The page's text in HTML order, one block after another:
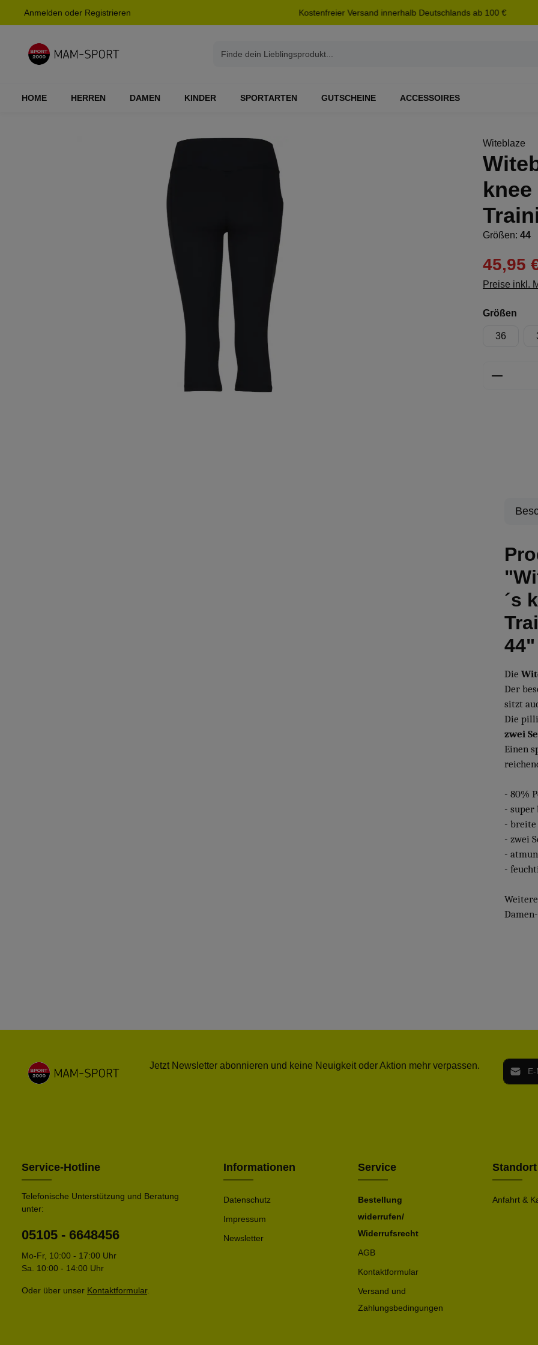
Zur Hauptnavigation springen
Anmelden oder Registrieren Kostenfreier Versand innerhalb Deutschlands ab 100 €
HOME HERREN DAMEN KINDER SPORTARTEN GUTSCHEINE ACCESSOIRES
Witeblaze
Größen: 44
45,95
Preise inkl.
Größen
36
´s
44"
Die
Der
sitzt
Die
zwei
Einen
- 80%
- super
- breite
- zwei
-
-
Jetzt Newsletter abonnieren und keine Neuigkeit oder Aktion mehr verpassen. E-Mail-
Service-Hotline
Telefonische Unterstützung und Beratung
unter:
05105 - 6648456
Mo-Fr, 10:00 - 17:00 Uhr
Sa. 10:00 - 14:00 Uhr
Oder über unser Kontaktformular.
Informationen
Datenschutz
Impressum
Newsletter
Service
Bestellung
widerrufen/
Widerrufsrecht
AGB
Kontaktformular
Versand und
Zahlungsbedingungen
Standort
Anfahrt &